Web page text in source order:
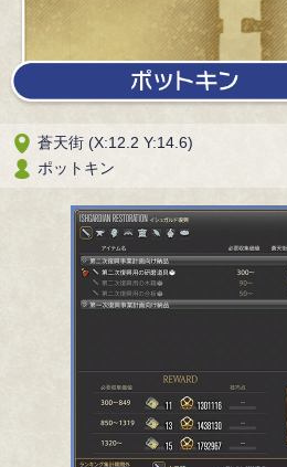
蒼天街 (X:12.2 Y:14.6)
ポットキン